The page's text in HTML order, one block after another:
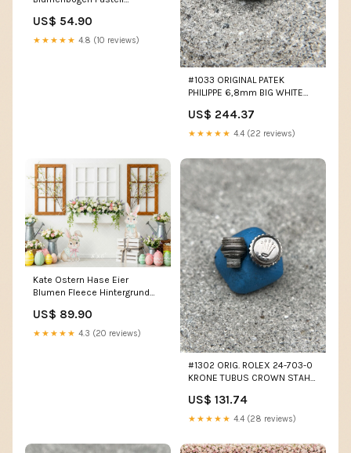
Mini MakeBelieve Kunst
US$ 54.90
★★★★★ 4.8 (10 reviews)
#1033 ORIGINAL PATEK
PHILIPPE 6,8mm BIG WHITE
CROWN imported eBay
US$ 244.37
★★★★★ 4.4 (22 reviews)
Kate Ostern Hase Eier
Blumen Fleece Hintergrund
Größe (Breite x
Höhe):8x6ft(2.4x1.8m)
US$ 89.90
★★★★★ 4.3 (20 reviews)
#1302 ORIG. ROLEX 24-703-0
KRONE TUBUS CROWN STAHL
SUBMARINER imported eBay
US$ 131.74
★★★★★ 4.4 (28 reviews)